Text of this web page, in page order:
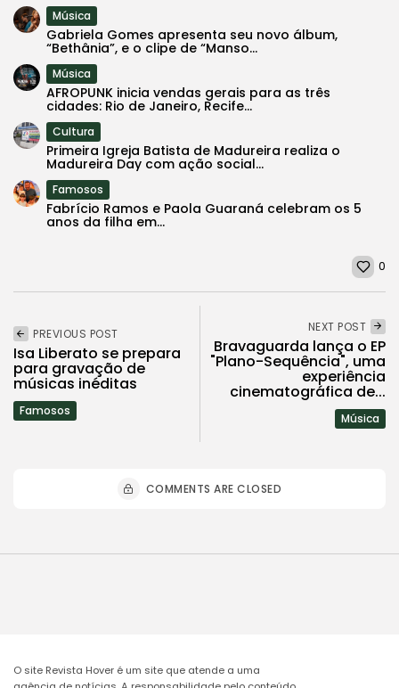
Música
Gabriela Gomes apresenta seu novo álbum,
“Bethânia”, e o clipe de “Manso...
Música
AFROPUNK inicia vendas gerais para as três
cidades: Rio de Janeiro, Recife...
Cultura
Primeira Igreja Batista de Madureira realiza o
Madureira Day com ação social...
Famosos
Fabrício Ramos e Paola Guaraná celebram os 5
anos da filha em...
0
PREVIOUS POST
Isa Liberato se prepara
para gravação de
músicas inéditas
Famosos
NEXT POST
Bravaguarda lança o EP
"Plano-Sequência", uma
experiência
cinematográfica de...
Música
COMMENTS ARE CLOSED
O site Revista Hover é um site que atende a uma